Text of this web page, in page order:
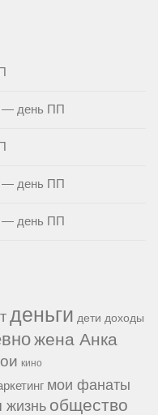
— день ПП
— день ПП
— день ПП
деньги дети доходы
жена Анка
кино
мои фанаты
жизнь общество